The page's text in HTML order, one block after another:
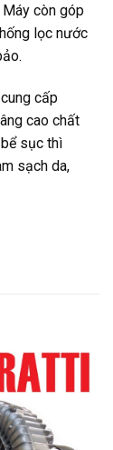
còn góp
lọc nước
cấp
cao chất
sục thì
sạch da,